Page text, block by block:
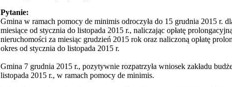
Pytanie:
Gmina w ramach pomocy de minimis odroczyła do 15 grudnia 2015 r.
miesiące od stycznia do listopada 2015 r., naliczając opłatę
nieruchomości za miesiąc grudzień 2015 rok oraz naliczoną opłatę
okres od stycznia do listopada 2015 r.
Gmina 7 grudnia 2015 r., pozytywnie rozpatrzyła wniosek zakładu
listopada 2015 r., w ramach pomocy de minimis.